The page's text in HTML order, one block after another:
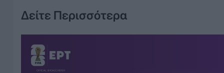
Δείτε Περισσότερα